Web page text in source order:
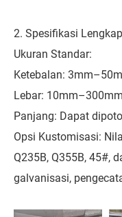
2. Spesifikasi
Ukuran Standar:
Ketebalan:
Lebar: 10mm–300mm
Panjang: Dapat
Opsi Kustomisasi:
Q235B, Q355B, 45#,
galvanisasi,